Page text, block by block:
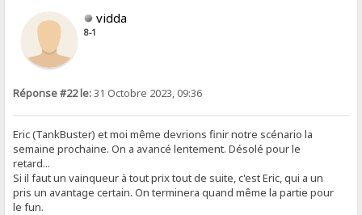
vidda
8-1
Réponse #22 le:31 Octobre 2023, 09:36
Eric (TankBuster) et moi même devrions finir notre scénario la
semaine prochaine. On a avancé lentement. Désolé pour le
retard...
Si il faut un vainqueur à tout prix tout de suite, c'est Eric, qui a un
pris un avantage certain. On terminera quand même la partie pour
le fun.